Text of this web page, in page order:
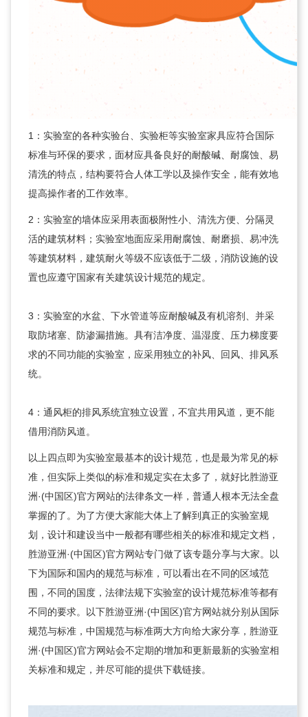
1：实验室的各种实验台、实验柜等实验室家具应符合国际
标准与环保的要求，面材应具备良好的耐酸碱、耐腐蚀、易
清洗的特点，结构要符合人体工学以及操作安全，能有效地
提高操作者的工作效率。
2：实验室的墙体应采用表面极附性小、清洗方便、分隔灵
活的建筑材料；实验室地面应采用耐腐蚀、耐磨损、易冲洗
等建筑材料，建筑耐火等级不应该低于二级，消防设施的设
置也应遵守国家有关建筑设计规范的规定。
3：实验室的水盆、下水管道等应耐酸碱及有机溶剂、并采
取防堵塞、防渗漏措施。具有洁净度、温湿度、压力梯度要
求的不同功能的实验室，应采用独立的补风、回风、排风系
统。
4：通风柜的排风系统宜独立设置，不宜共用风道，更不能
借用消防风道。
以上四点即为实验室最基本的设计规范，也是最为常见的标
准，但实际上类似的标准和规定实在太多了，就好比胜游亚
洲·(中国区)官方网站的法律条文一样，普通人根本无法全盘
掌握的了。为了方便大家能大体上了解到真正的实验室规
划，设计和建设当中一般都有哪些相关的标准和规定文档，
胜游亚洲·(中国区)官方网站专门做了该专题分享与大家。以
下为国际和国内的规范与标准，可以看出在不同的区域范
围，不同的国度，法律法规下实验室的设计规范标准等都有
不同的要求。以下胜游亚洲·(中国区)官方网站就分别从国际
规范与标准，中国规范与标准两大方向给大家分享，胜游亚
洲·(中国区)官方网站会不定期的增加和更新最新的实验室相
关标准和规定，并尽可能的提供下载链接。